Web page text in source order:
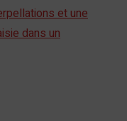
et une
dans un